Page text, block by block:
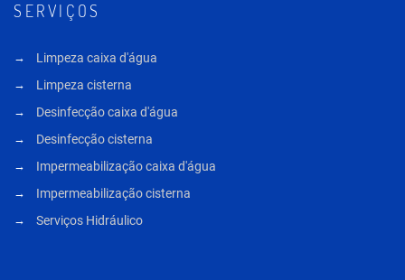
SERVIÇOS
Limpeza caixa d'água
Limpeza cisterna
Desinfecção caixa d'água
Desinfecção cisterna
Impermeabilização caixa d'água
Impermeabilização cisterna
Serviços Hidráulico